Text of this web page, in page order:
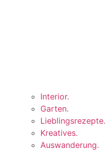
Interior.
Garten.
Lieblingsrezepte.
Kreatives.
Auswanderung.